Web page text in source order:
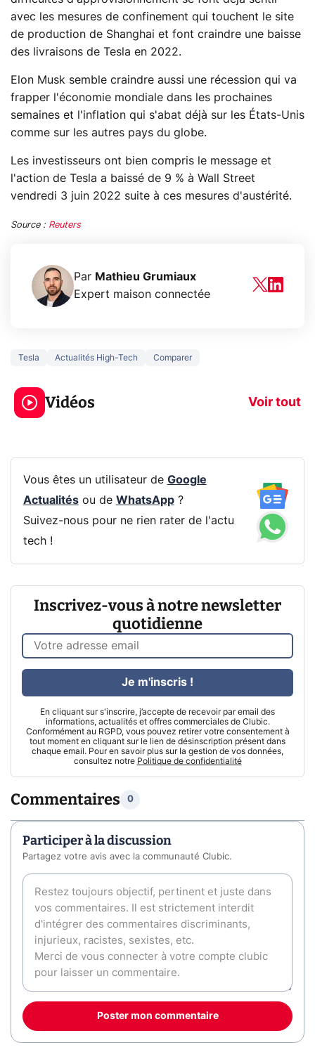
avec les mesures de confinement qui touchent le site
de production de Shanghai et font craindre une baisse
des livraisons de Tesla en 2022.
Elon Musk semble craindre aussi une récession qui va
frapper l'économie mondiale dans les prochaines
semaines et l'inflation qui s'abat déjà sur les États-Unis
comme sur les autres pays du globe.
Les investisseurs ont bien compris le message et
l'action de Tesla a baissé de 9 % à Wall Street
vendredi 3 juin 2022 suite à ces mesures d'austérité.
Source : Reuters
Par Mathieu Grumiaux
Expert maison connectée
Tesla Actualités High-Tech Comparer
Vidéos Voir tout
5 générations de
jeux dans la
prochaine Xbox !
navigation
Vous êtes un utilisateur de Google
Actualitésou de WhatsApp?
Suivez-nous pour ne rien rater de l'actu
tech !
Inscrivez-vous à notre newsletter
quotidienne
En cliquant sur s'inscrire, j’accepte de recevoir par email des
informations, actualités et offres commerciales de Clubic.
Conformément au RGPD, vous pouvez retirer votre consentement à
tout moment en cliquant sur le lien de désinscription présent dans
chaque email. Pour en savoir plus sur la gestion de vos données,
consultez notre Politique de confidentialité
Je m'inscris !
Commentaires 0
Participer à la discussion
Partagez votre avis avec la communauté Clubic.
Poster mon commentaire